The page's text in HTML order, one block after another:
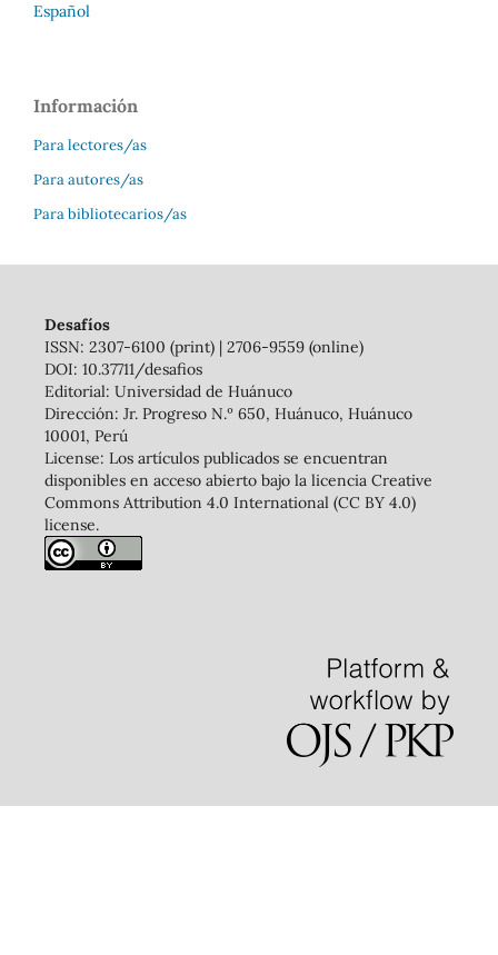
Español
Información
Para lectores/as
Para autores/as
Para bibliotecarios/as
Desafíos
ISSN: 2307-6100 (print) | 2706-9559 (online)
DOI: 10.37711/desafios
Editorial: Universidad de Huánuco
Dirección: Jr. Progreso N.º 650, Huánuco, Huánuco
10001, Perú
License: Los artículos publicados se encuentran
disponibles en acceso abierto bajo la licencia Creative
Commons Attribution 4.0 International (CC BY 4.0)
license.